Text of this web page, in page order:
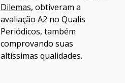
Dilemas, obtiveram a
avaliação A2 no Qualis
Periódicos, também
comprovando suas
altíssimas qualidades.